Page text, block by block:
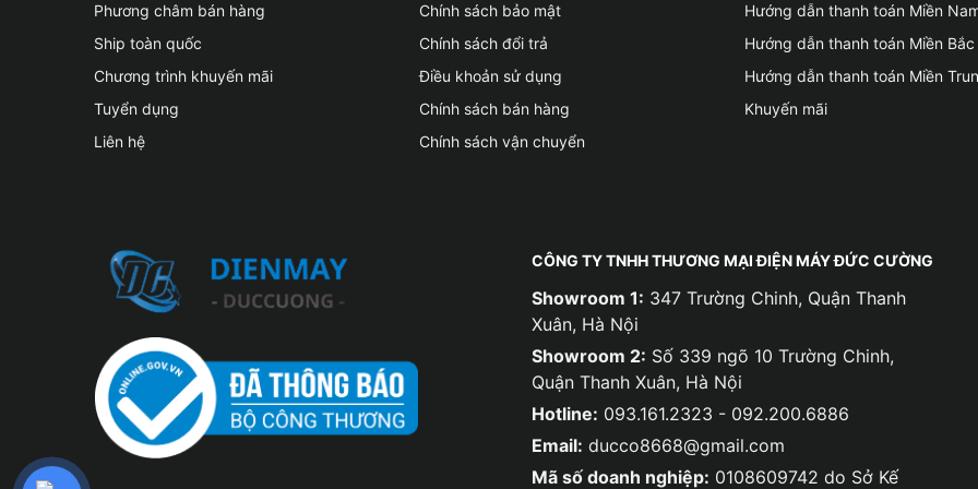
Phương châm bán hàng
Ship toàn quốc
Chương trình khuyến mãi
Tuyển dụng
Liên hệ
Chính sách bảo mật
Chính sách đổi trả
Điều khoản sử dụng
Chính sách bán hàng
Chính sách vận chuyển
Hướng dẫn thanh toán Miền
Hướng dẫn thanh toán Miền Bắc
Hướng dẫn thanh toán Miền
Khuyến mãi
CÔNG TY TNHH THƯƠNG MẠI ĐIỆN MÁY ĐỨC CƯỜNG
Showroom 1: 347 Trường Chinh, Quận Thanh
Xuân, Hà Nội
Showroom 2: Số 339 ngõ 10 Trường Chinh,
Quận Thanh Xuân, Hà Nội
Hotline: 093.161.2323 - 092.200.6886
Email: ducco8668@gmail.com
Mã số doanh nghiệp: 0108609742 do Sở Kế